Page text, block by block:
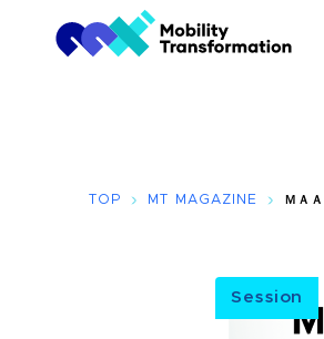
TOP MT MAGAZINE ＭＡ
Session